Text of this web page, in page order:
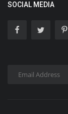
SOCIAL MEDIA